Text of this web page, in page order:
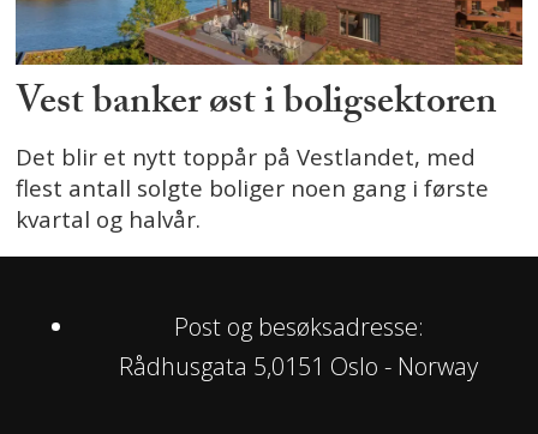
Vest banker øst i boligsektoren
Det blir et nytt toppår på Vestlandet, med
flest antall solgte boliger noen gang i første
kvartal og halvår.
Post og besøksadresse:
Rådhusgata 5,0151 Oslo - Norway